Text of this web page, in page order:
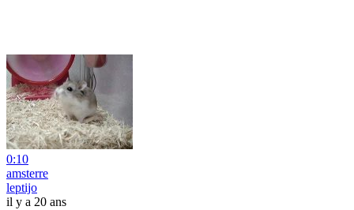
0:10
amsterre
leptijo
il y a 20 ans